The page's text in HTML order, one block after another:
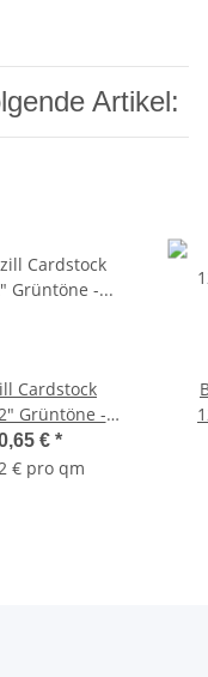
Artikel:
Cardstock
Grüntöne -
(Canvas)
€ *
€ pro qm